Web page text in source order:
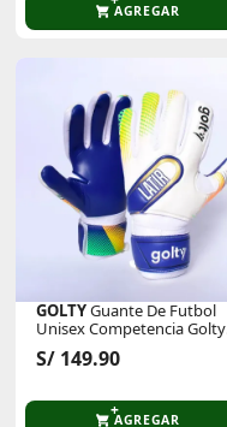
AGREGAR
GOLTYGuante De Futbol
Unisex Competencia Golty
Latir
S/ 149.90
AGREGAR